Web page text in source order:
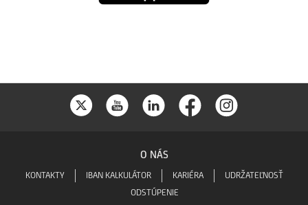
O NÁS
KONTAKTY IBAN KALKULÁTOR KARIÉRA
UDRŽATEĽNOSŤ
ODSTÚPENIE